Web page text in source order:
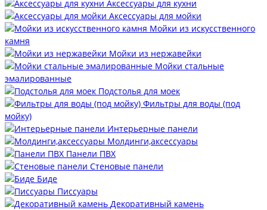
Аксессуары для кухни
Аксессуары для мойки
Мойки из искусственного
камня
Мойки из нержавейки
Мойки стальные
эмалированные
Подстолья для моек
Фильтры для воды (под
мойку)
Интерьерные панели
Молдинги,аксессуары
Панели ПВХ
Стеновые панели
Биде
Писсуары
Декоративный камень